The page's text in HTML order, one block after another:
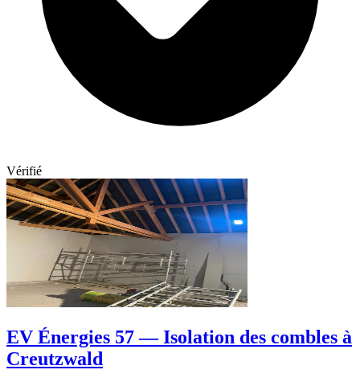
Vérifié
EV Énergies 57 — Isolation des combles à
Creutzwald